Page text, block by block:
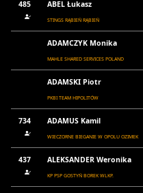
485 ABEL Łukasz
STINGS RĄBIEŃ RĄBIEŃ
ADAMCZYK Monika
MAHLE SHARED SERVICES POLAND
ADAMSKI Piotr
PKBI TEAM HIPOLITÓW
734 ADAMUS Kamil
WIECZORNE BIEGANIE W OPOLU OZIMEK
437 ALEKSANDER Weronika
KP PSP GOSTYŃ BOREK WLKP.